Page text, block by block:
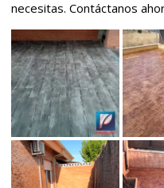
necesitas. Contáctanos